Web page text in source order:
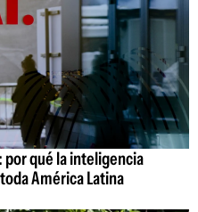
por qué la inteligencia
América Latina